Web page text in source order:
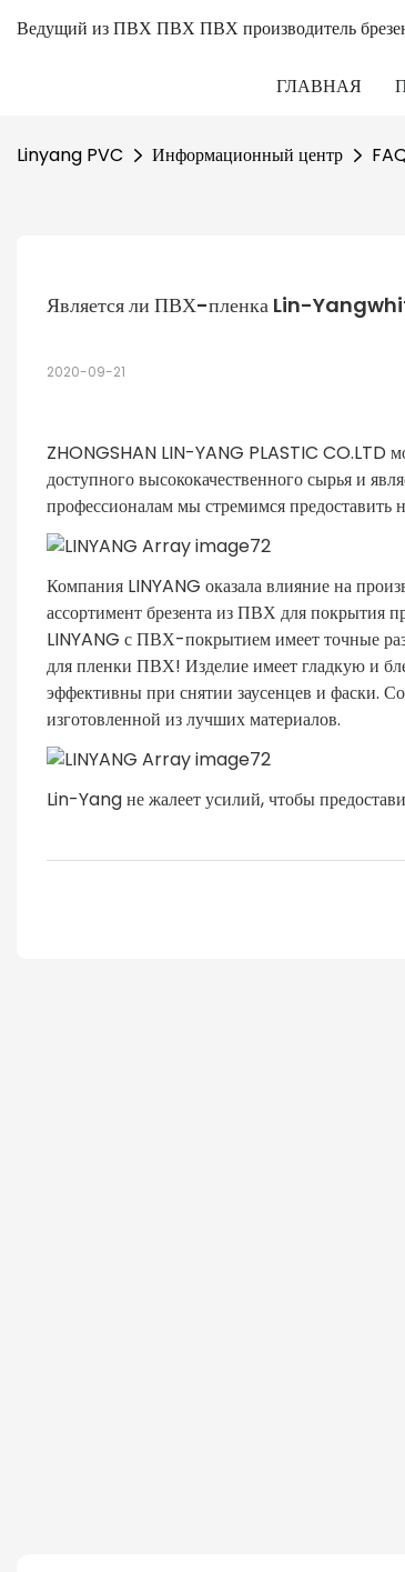
Ведущий из ПВХ ПВХ ПВХ производитель
ГЛАВНАЯ
Linyang PVC Информационный центр
Является ли ПВХ-пленка Lin-
2020-09-21
ZHONGSHAN LIN-YANG PLASTIC CO.LTD
доступного высококачественного сырья и
профессионалам мы стремимся
Компания LINYANG оказала влияние на
ассортимент брезента из ПВХ для покрытия
LINYANG с ПВХ-покрытием имеет точные
для пленки ПВХ! Изделие имеет гладкую и
эффективны при снятии заусенцев и фаски.
изготовленной из лучших материалов.
Lin-Yang не жалеет усилий, чтобы